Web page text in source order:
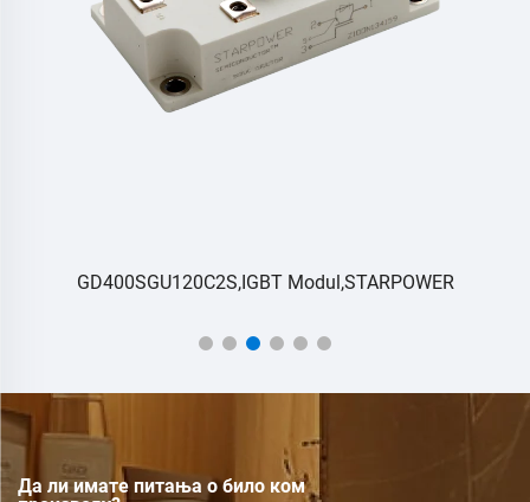
GD400SGU120C2S,IGBT Modul,STARPOWER
Да ли имате питања о било ком